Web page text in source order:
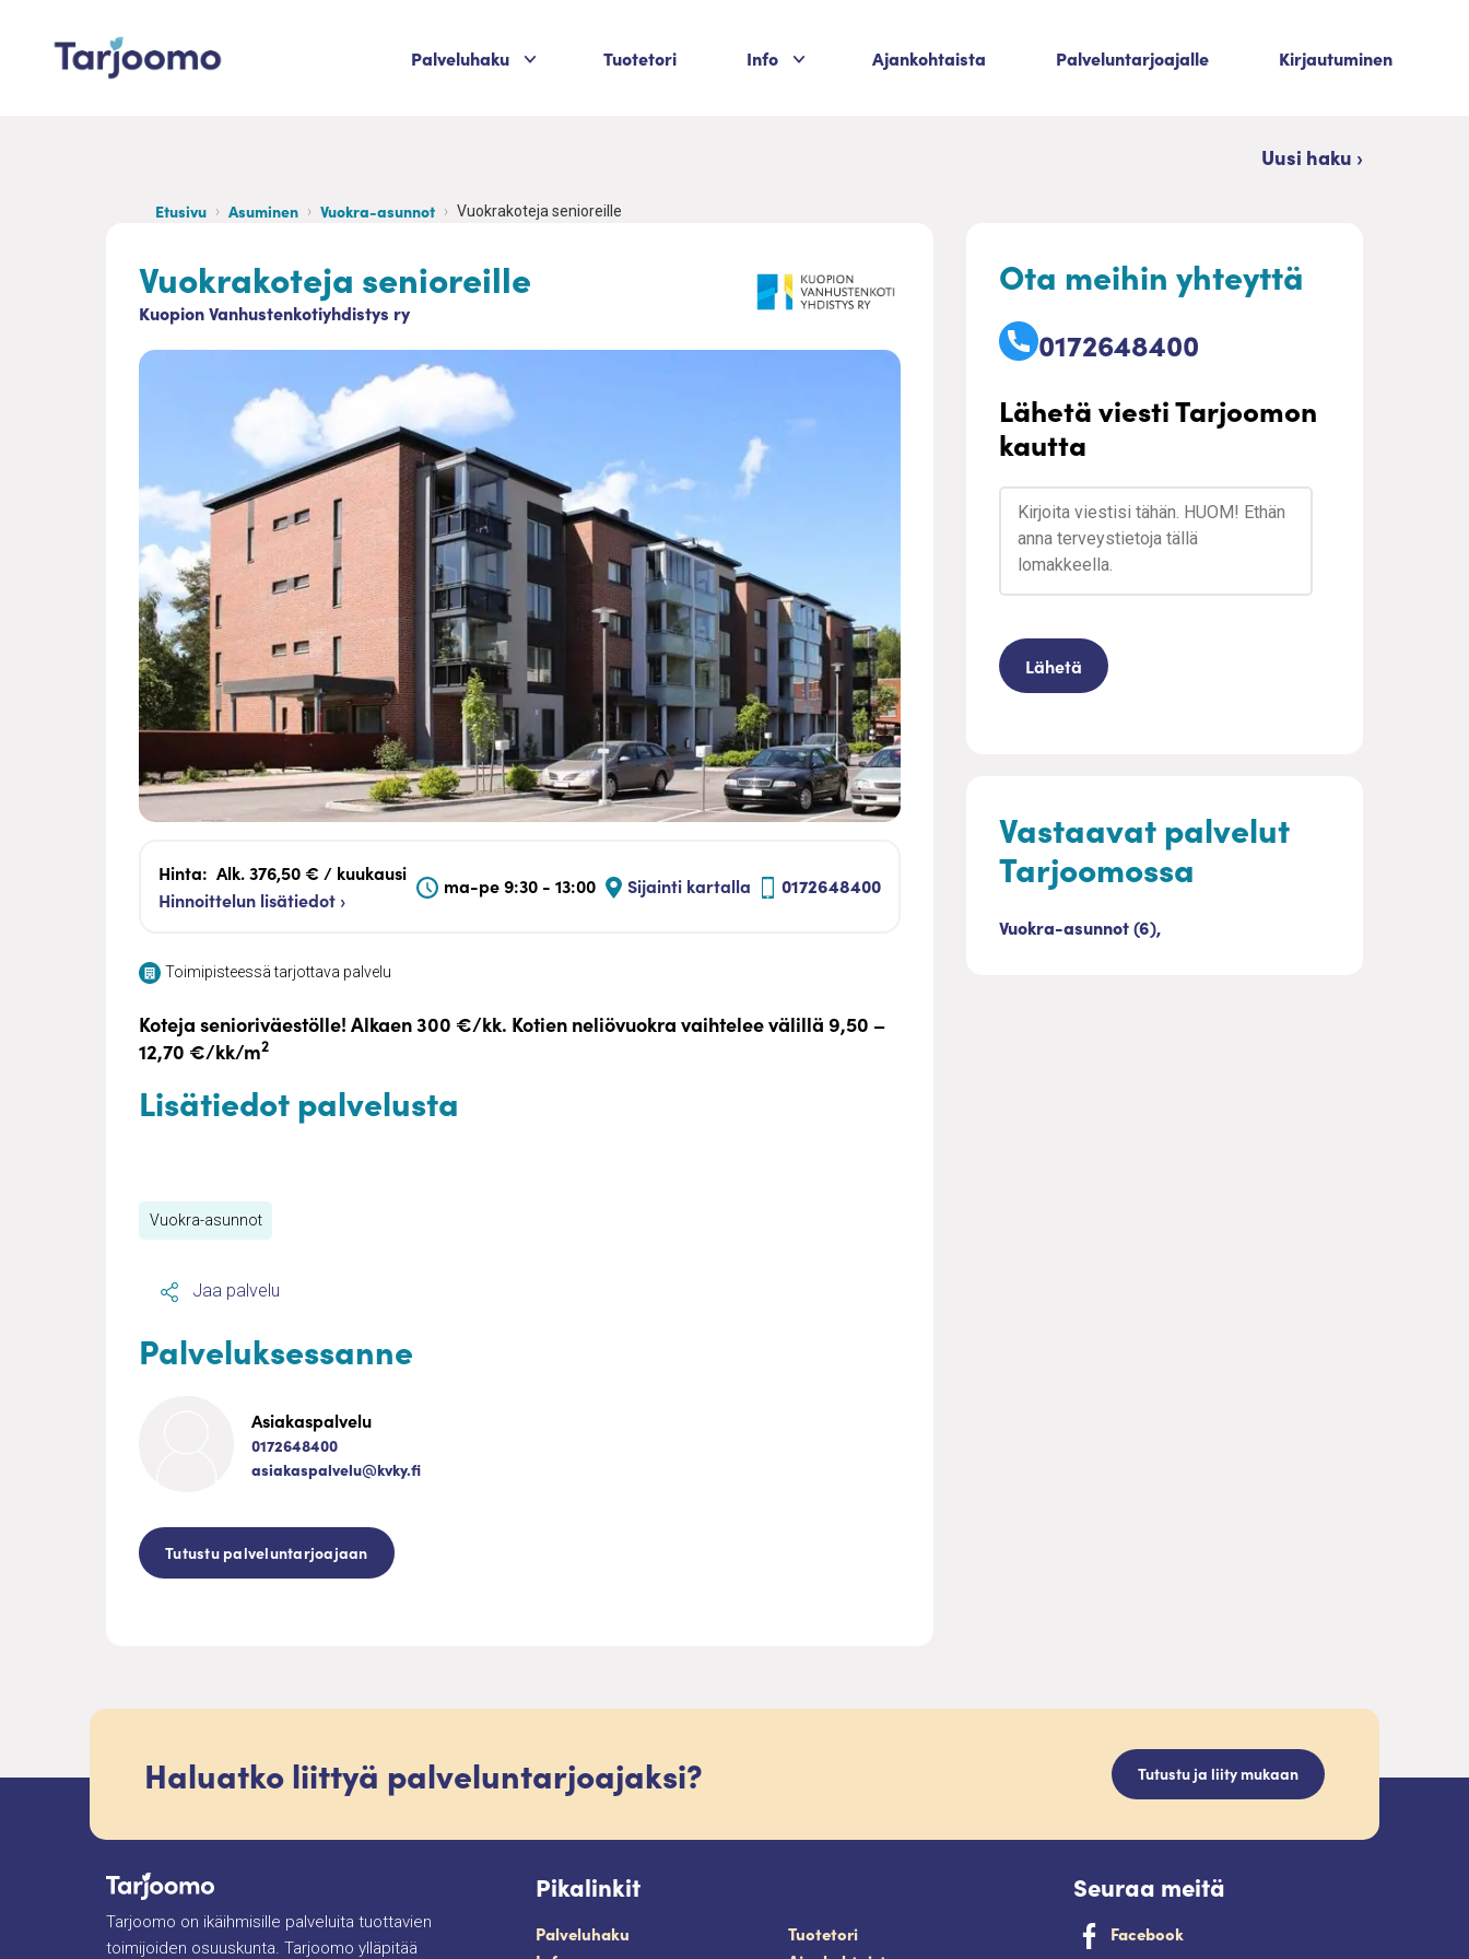
Palveluhaku Palvelukategoriat
Tuotetori Info Palvelukategoriat
Ajankohtaista Palveluntarjoajalle Kirjautuminen
Uusi haku ›
Etusivu Asuminen Vuokra-asunnot Vuokrakoteja senioreille
Vuokrakoteja senioreille
Kuopion Vanhustenkotiyhdistys ry
Hinta: Alk. 376,50 € / kuukausi
Hinnoittelun lisätiedot ›
ma-pe 9:30 - 13:00 Sijainti kartalla 0172648400
Toimipisteessä tarjottava palvelu
Koteja senioriväestölle! Alkaen 300 €/kk. Kotien neliövuokra vaihtelee välillä 9,50 –
12,70 €/kk/m2
Lisätiedot palvelusta
Vuokra-asunnot
Jaa palvelu
Palveluksessanne
Asiakaspalvelu
0172648400
asiakaspalvelu@kvky.fi
Tutustu palveluntarjoajaan
Vastaavat palvelut
Tarjoomossa
Vuokra-asunnot (6),
Ota meihin yhteyttä
0172648400
Lähetä viesti Tarjoomon
kautta
Haluatko liittyä palveluntarjoajaksi? Tutustu ja liity mukaan
Tarjoomo on ikäihmisille palveluita tuottavien
toimijoiden osuuskunta. Tarjoomo ylläpitää
Pikalinkit
Palveluhaku
Tuotetori
Seuraa meitä
Facebook